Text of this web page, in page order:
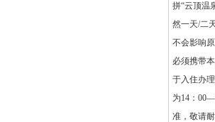
拼“云顶温
然一天/二
不会影响
必须携带
于入住办
为14：
准，敬请